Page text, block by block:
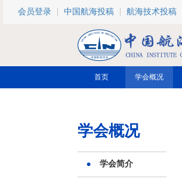
跳转到主要内容
会员登录 中国航海投稿 航海技术投稿
首页 学会概况
学会概况
学会简介